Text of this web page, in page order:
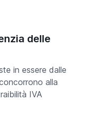
delle
in essere dalle
alla
IVA